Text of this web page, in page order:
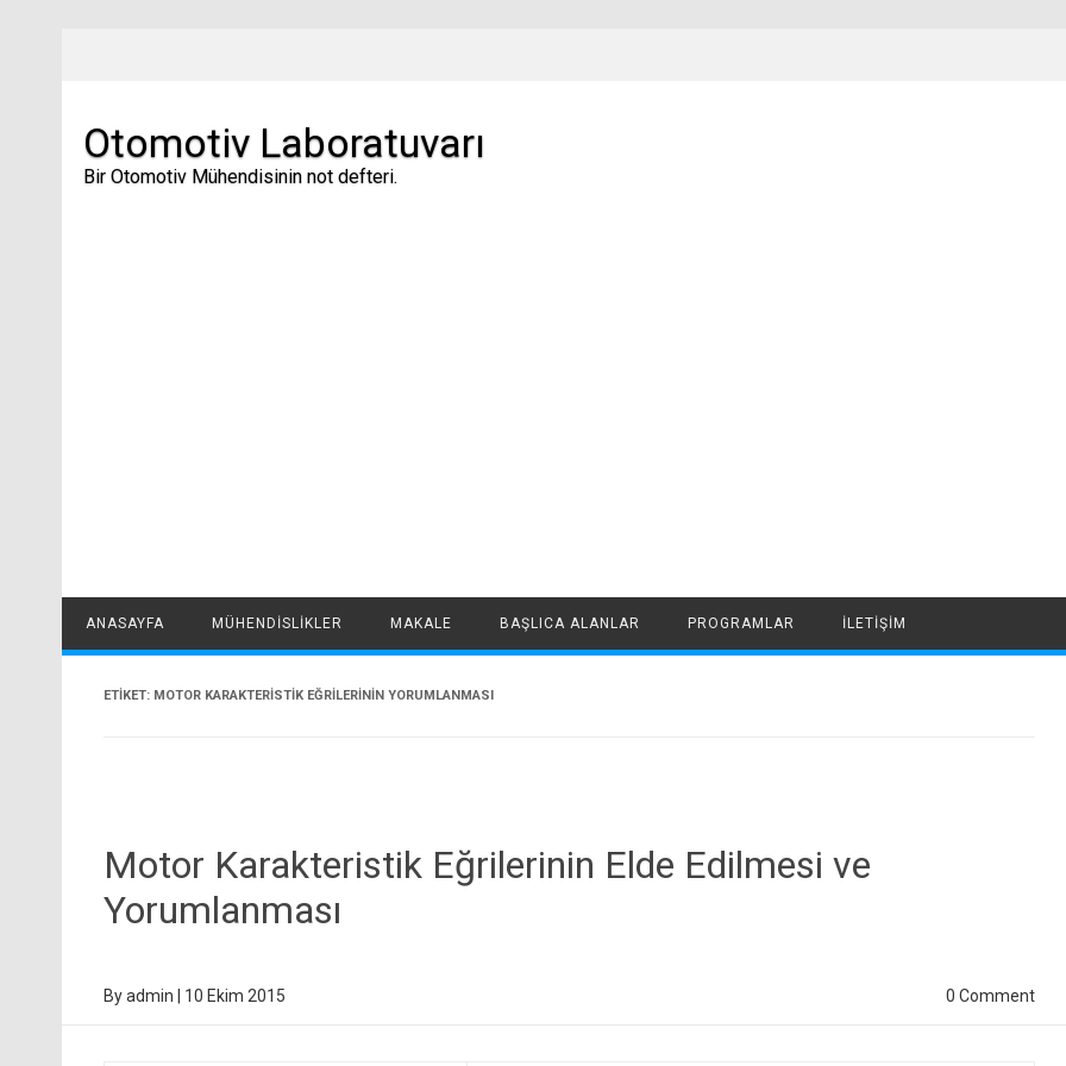
Otomotiv Laboratuvarı
Bir Otomotiv Mühendisinin not defteri.
ANASAYFA MÜHENDISLIKLER MAKALE BAŞLICA ALANLAR PROGRAMLAR İLETIŞIM
ETIKET: MOTOR KARAKTERISTIK EĞRILERININ YORUMLANMASI
Motor Karakteristik Eğrilerinin Elde Edilmesi ve
Yorumlanması
Byadmin 10 Ekim 2015 0 Comment